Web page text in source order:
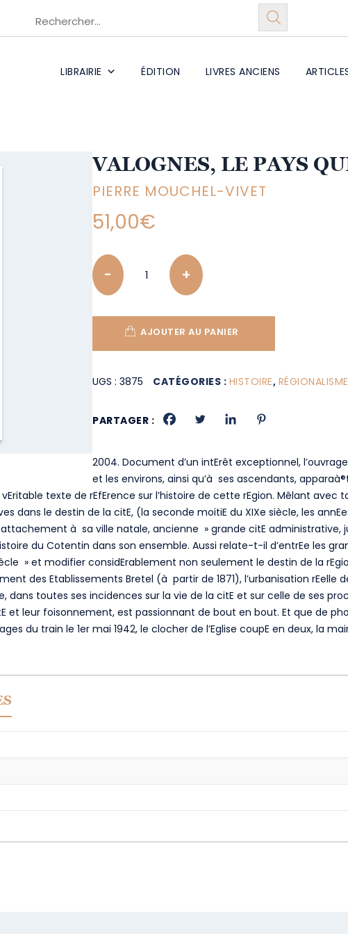
LIBRAIRIE ÉDITION LIVRES ANCIENS
VALOGNES, LE PAYS
PIERRE MOUCHEL-VIVET
51,00€
Quantity
AJOUTER AU PANIER
UGS :3875 CATÉGORIES : HISTOIRE, RÉGIONALISME
PARTAGER :
2004. Document d’un intErêt exceptionnel,
et les environs, ainsi qu’à ses ascendants,
texte de rEfErence sur l’histoire de cette rEgion. Mêlant
dans le destin de la citE, (la seconde moitiE du XIXe siècle, les
attachement à sa ville natale, ancienne » grande citE administrative,
du Cotentin dans son ensemble. Aussi relate-t-il d’entrEe les
» et modifier considErablement non seulement le destin de la
des Etablissements Bretel (à partir de 1871), l’urbanisation
toutes ses incidences sur la vie de la citE et sur celle de ses
et leur foisonnement, est passionnant de bout en bout. Et que de
du train le 1er mai 1942, le clocher de l’Eglise coupE en deux, la